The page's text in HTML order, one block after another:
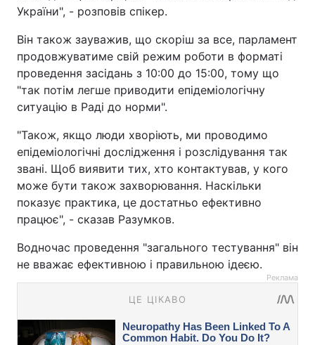
України", - розповів спікер.
Він також зауважив, що скоріш за все, парламент
продовжуватиме свій режим роботи в форматі
проведення засідань з 10:00 до 15:00, тому що
"так потім легше приводити епідеміологічну
ситуацію в Раді до норми".
"Також, якщо люди хворіють, ми проводимо
епідеміологічні дослідження і розслідування так
звані. Щоб виявити тих, хто контактував, у кого
може бути також захворювання. Наскільки
показує практика, це достатньо ефективно
працює", - сказав Разумков.
Водночас проведення "загального тестування" він
не вважає ефективною і правильною ідеєю.
Реклама